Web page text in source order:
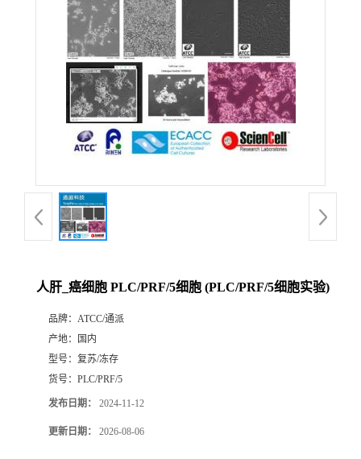
人肝_癌细胞 PLC/PRF/5细胞 (PLC/PRF/5细胞实验)
品牌： ATCC/通派
产地：
国内
型号： 复苏/冻存
货号： PLC/PRF/5
发布日期： 2024-11-12
更新日期： 2026-08-06